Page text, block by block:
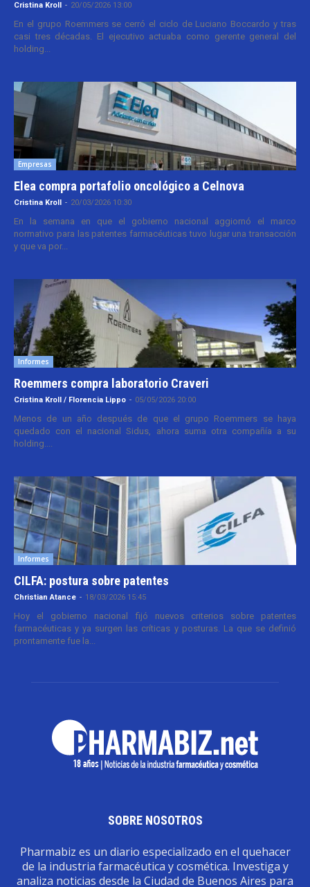
Cristina Kroll - 20/05/2026 13:00
En el grupo Roemmers se cerró el ciclo de Luciano Boccardo y tras
casi tres décadas. El ejecutivo actuaba como gerente general del
holding...
Empresas
Elea compra portafolio oncológico a Celnova
Cristina Kroll - 20/03/2026 10:30
En la semana en que el gobierno nacional aggiornó el marco
normativo para las patentes farmacéuticas tuvo lugar una transacción
y que va por...
Informes
Roemmers compra laboratorio Craveri
Cristina Kroll / Florencia Lippo - 05/05/2026 20:00
Menos de un año después de que el grupo Roemmers se haya
quedado con el nacional Sidus, ahora suma otra compañía a su
holding....
Informes
CILFA: postura sobre patentes
Christian Atance - 18/03/2026 15:45
Hoy el gobierno nacional fijó nuevos criterios sobre patentes
farmacéuticas y ya surgen las críticas y posturas. La que se definió
prontamente fue la...
SOBRE NOSOTROS
Pharmabiz es un diario especializado en el quehacer
de la industria farmacéutica y cosmética. Investiga y
analiza noticias desde la Ciudad de Buenos Aires para